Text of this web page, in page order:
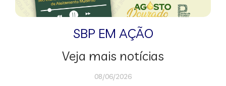
SBP EM AÇÃO
Veja mais notícias
08/06/2026